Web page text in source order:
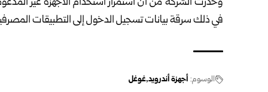
في ذلك سرقة بيانات تسجيل الدخول إلى التطبيقات
الوسوم: أجهزة أندرويد غوغل